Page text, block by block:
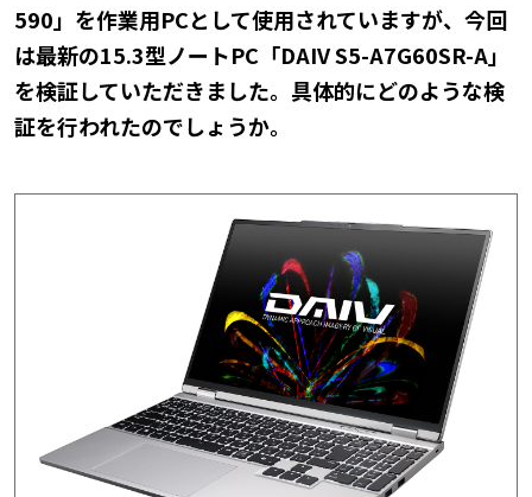
590」を作業用PCとして使用されていますが、今回
は最新の15.3型ノートPC「DAIV S5-A7G60SR-A」
を検証していただきました。具体的にどのような検
証を行われたのでしょうか。